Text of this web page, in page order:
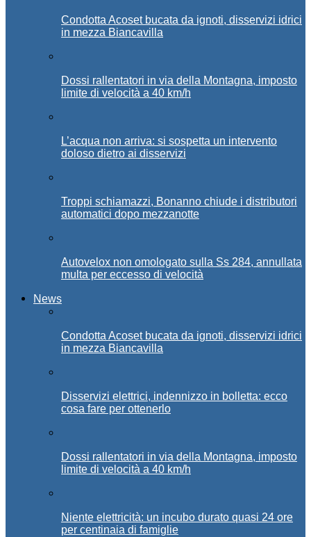
Condotta Acoset bucata da ignoti, disservizi idrici
in mezza Biancavilla
Dossi rallentatori in via della Montagna, imposto
limite di velocità a 40 km/h
L’acqua non arriva: si sospetta un intervento
doloso dietro ai disservizi
Troppi schiamazzi, Bonanno chiude i distributori
automatici dopo mezzanotte
Autovelox non omologato sulla Ss 284, annullata
multa per eccesso di velocità
News
Condotta Acoset bucata da ignoti, disservizi idrici
in mezza Biancavilla
Disservizi elettrici, indennizzo in bolletta: ecco
cosa fare per ottenerlo
Dossi rallentatori in via della Montagna, imposto
limite di velocità a 40 km/h
Niente elettricità: un incubo durato quasi 24 ore
per centinaia di famiglie